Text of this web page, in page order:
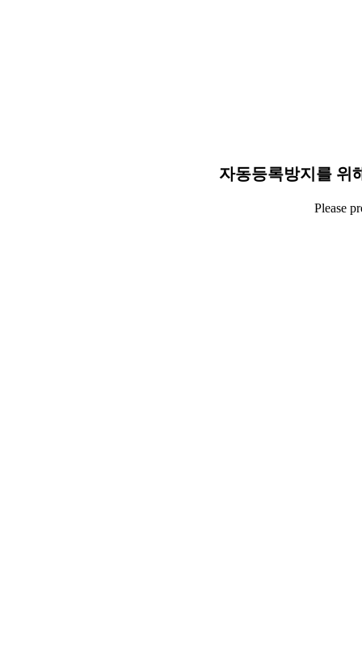
자동등록방지를 위
Please